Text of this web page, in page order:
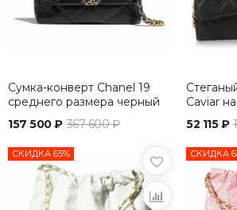
Сумка-конверт Chanel 19
среднего размера черный
157 500 ₽ 367 600 ₽
Caviar
52 115 ₽
СКИДКА 65% СКИДКА